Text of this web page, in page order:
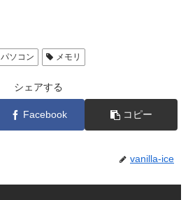
パソコン メモリ
シェアする
Facebook コピー
vanilla-ice